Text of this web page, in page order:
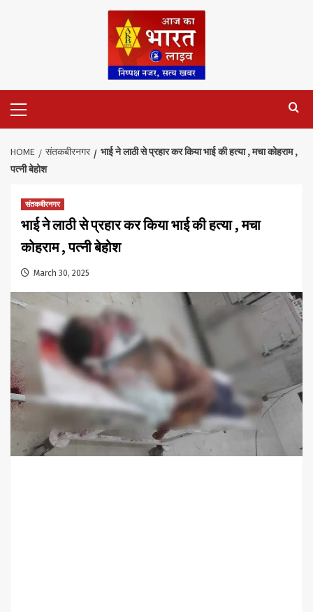
Menu
HOME संतकबीरनगर
भाई ने लाठी से प्रहार कर किया भाई की हत्या , मचा कोहराम ,
पत्नी बेहोश
संतकबीरनगर
भाई ने लाठी से प्रहार कर किया भाई की हत्या , मचा
कोहराम , पत्नी बेहोश
March 30, 2025